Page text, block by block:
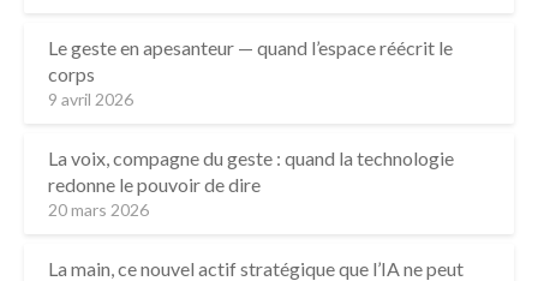
Le geste en apesanteur — quand l’espace réécrit le
corps
9 avril 2026
La voix, compagne du geste : quand la technologie
redonne le pouvoir de dire
20 mars 2026
La main, ce nouvel actif stratégique que l’IA ne peut